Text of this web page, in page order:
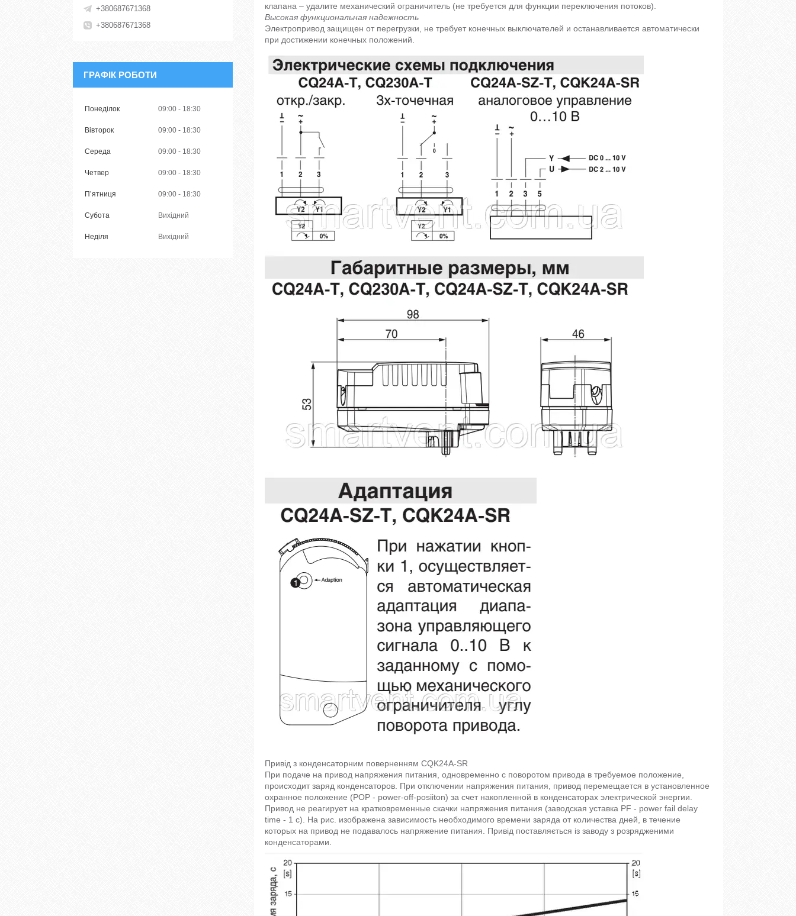
клапана – удалите механический ограничитель (не требуется для функции переключения потоков).
Высокая функциональная надежность
Электропривод защищен от перегрузки, не требует конечных выключателей и останавливается автоматически
при достижении конечных положений.
Привід з конденсаторним поверненням CQK24A-SR
При подаче на привод напряжения питания, одновременно с поворотом привода в требуемое положение,
происходит заряд конденсаторов. При отключении напряжения питания, привод перемещается в установленное
охранное положение (POP - power-off-posiiton) за счет накопленной в конденсаторах электрической энергии.
Привод не реагирует на кратковременные скачки напряжения питания (заводская уставка PF - power fail delay
time - 1 c). На рис. изображена зависимость необходимого времени заряда от количества дней, в течение
которых на привод не подавалось напряжение питания. Привід поставляється із заводу з розрядженими
конденсаторами.
+380687671368
+380687671368
ГРАФІК РОБОТИ
Понеділок 09:00 18:30
Вівторок 09:00 18:30
Середа 09:00 18:30
Четвер 09:00 18:30
Пʼятниця 09:00 18:30
Субота Вихідний
Неділя Вихідний